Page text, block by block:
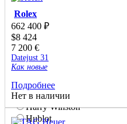
Gerald Genta
Giorgio Visconti
Girard-Perregaux
Glashütte original
Gourji
Graff
Graham
Gucci
Harry Winston
Hublot
Rolex
662 400 ₽
$8 424
7 200 €
Datejust 31
Как новые
Подробнее
Нет в наличии